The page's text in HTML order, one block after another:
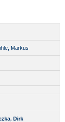
Markus
Dirk